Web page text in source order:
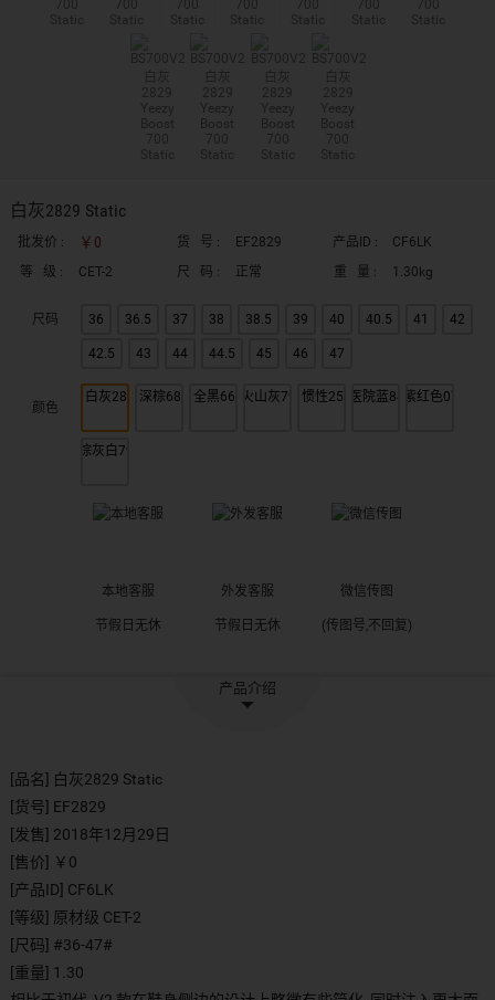
白灰2829 Static
批发价 : ￥0 货 号 : EF2829 产品ID :
CF6LK
等 级 :
CET-2 尺 码 : 正常 重 量 : 1.30kg
尺码 36 36.5 37 38 38.5 39 40 40.5 41 42
42.5 43 44 44.5 45 46 47
颜色
本地客服
节假日无休
外发客服
节假日无休
微信传图
(传图号,不回复)
产品介绍
[品名] 白灰2829 Static
[货号] EF2829
[发售] 2018年12月29日
[售价] ￥0
[产品ID] CF6LK
[等级] 原材级 CET-2
[尺码] #36-47#
[重量] 1.30